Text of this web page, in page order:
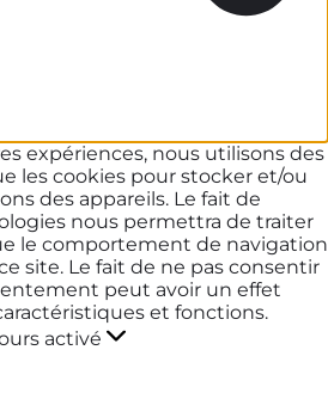
expériences, nous utilisons des
les cookies pour stocker et/ou
des appareils. Le fait de
nous permettra de traiter
le comportement de navigation
site. Le fait de ne pas consentir
peut avoir un effet
et fonctions.
activé